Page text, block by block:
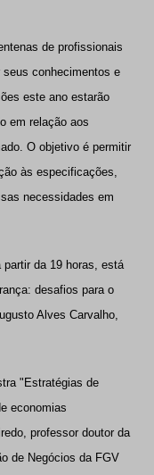
de profissionais
conhecimentos e
este ano estarão
em relação aos
O objetivo é permitir
às especificações,
necessidades em
partir da 19 horas, está
desafios para o
Alves Carvalho,
"Estratégias de
economias
professor doutor da
de Negócios da FGV